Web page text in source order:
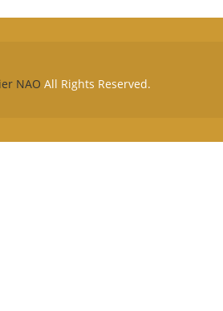
NAO All Rights Reserved.